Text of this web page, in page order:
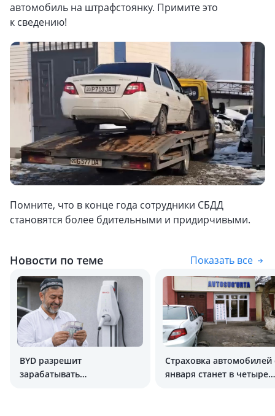
автомобиль на штрафстоянку. Примите это
к сведению!
Помните, что в конце года сотрудники CБДД
становятся более бдительными и придирчивыми.
Новости по теме Показать все
BYD разрешит
зарабатывать
Страховка автомобилей
января станет в четыре